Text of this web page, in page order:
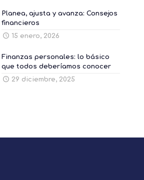
Planea, ajusta y avanza: Consejos
financieros
15 enero, 2026
Finanzas personales: lo básico
que todos deberíamos conocer
29 diciembre, 2025